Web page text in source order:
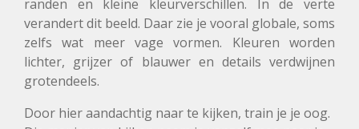
randen en kleine kleurverschillen. In de verte
verandert dit beeld. Daar zie je vooral globale, soms
zelfs wat meer vage vormen. Kleuren worden
lichter, grijzer of blauwer en details verdwijnen
grotendeels.
Door hier aandachtig naar te kijken, train je je oog.